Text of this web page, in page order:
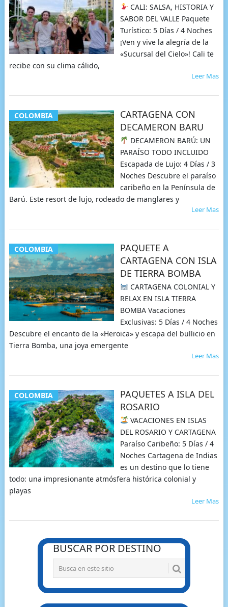
CALI: SALSA, HISTORIA Y
SABOR DEL VALLE Paquete
Turístico: 5 Días / 4 Noches
¡Ven y vive la alegría de la
«Sucursal del Cielo»! Cali te
recibe con su clima cálido,
Leer Mas
COLOMBIA
CARTAGENA CON
DECAMERON BARU
DECAMERON BARÚ: UN
PARAÍSO TODO INCLUIDO
Escapada de Lujo: 4 Días / 3
Noches Descubre el paraíso
caribeño en la Península de
Barú. Este resort de lujo, rodeado de manglares y
Leer Mas
COLOMBIA
PAQUETE A
CARTAGENA CON ISLA
DE TIERRA BOMBA
CARTAGENA COLONIAL Y
RELAX EN ISLA TIERRA
BOMBA Vacaciones
Exclusivas: 5 Días / 4 Noches
Descubre el encanto de la «Heroica» y escapa del bullicio en
Tierra Bomba, una joya emergente
Leer Mas
COLOMBIA
PAQUETES A ISLA DEL
ROSARIO
VACACIONES EN ISLAS
DEL ROSARIO Y CARTAGENA
Paraíso Caribeño: 5 Días / 4
Noches Cartagena de Indias
es un destino que lo tiene
todo: una impresionante atmósfera histórica colonial y
playas
Leer Mas
BUSCAR POR DESTINO